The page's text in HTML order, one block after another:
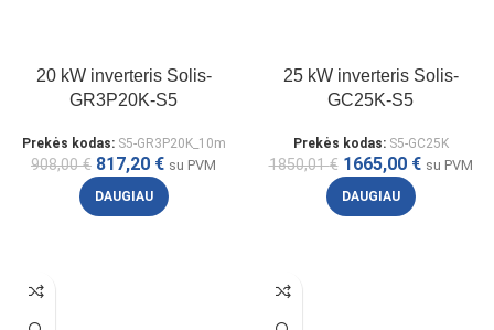
20 kW inverteris Solis-
GR3P20K-S5
Prekės kodas: S5-GR3P20K_10m
908,00€ 817,20 € su PVM
DAUGIAU
25 kW inverteris Solis-
GC25K-S5
Prekės kodas: S5-GC25K
1850,01€ 1665,00 € su PVM
DAUGIAU